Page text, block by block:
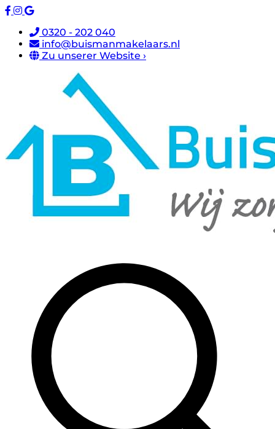
0320 - 202 040
info@buismanmakelaars.nl
Zu unserer Website ›